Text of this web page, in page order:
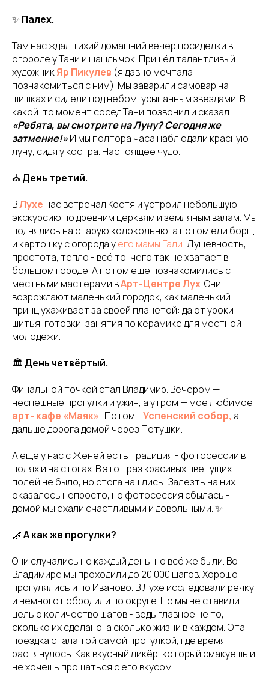
✨ Палех.
Там нас ждал тихий домашний вечер посиделки в
огороде у Тани и шашлычок. Пришёл талантливый
художникЯр Пикулев (я давно мечтала
познакомиться с ним). Мы заварили самовар на
шишках и сидели под небом, усыпанным звёздами. В
какой-то момент сосед Тани позвонил и сказал:
«Ребята, вы смотрите на Луну? Сегодня же
затмение!»И мы полтора часа наблюдали красную
луну, сидя у костра. Настоящее чудо.
⛪День третий.
ВЛухе нас встречал Костя и устроил небольшую
экскурсию по древним церквям и земляным валам. Мы
поднялись на старую колокольню, а потом ели борщ
и картошку с огорода уего мамы Гали. Душевность,
простота, тепло - всё то, чего так не хватает в
большом городе. А потом ещё познакомились с
местными мастерами вАрт-Центре Лух. Они
возрождают маленький городок, как маленький
принц ухаживает за своей планетой: дают уроки
шитья, готовки, занятия по керамике для местной
молодёжи.
🏛 День четвёртый.
Финальной точкой стал Владимир. Вечером —
неспешные прогулки и ужин, а утром — мое любимое
арт- кафе «Маяк» . Потом -Успенский собор, а
дальше дорога домой через Петушки.
А ещё у нас с Женей есть традиция - фотосессии в
полях и на стогах. В этот раз красивых цветущих
полей не было, но стога нашлись! Залезть на них
оказалось непросто, но фотосессия сбылась -
домой мы ехали счастливыми и довольными. ✨
🌿А как же прогулки?
Они случались не каждый день, но всё же были. Во
Владимире мы проходили до 20 000 шагов. Хорошо
прогулялись и по Иваново. В Лухе исследовали речку
и немного побродили по округе. Но мы не ставили
целью количество шагов - ведь главное не то,
сколько их сделано, а сколько жизни в каждом. Эта
поездка стала той самой прогулкой, где время
растянулось. Как вкусный ликёр, который смакуешь и
не хочешь прощаться с его вкусом.